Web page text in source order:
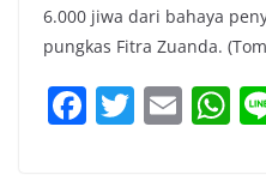
6.000 jiwa dari bahaya
pungkas Fitra Zuanda.
F T E W